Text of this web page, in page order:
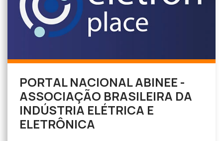
PORTAL NACIONAL ABINEE -
ASSOCIAÇÃO BRASILEIRA DA
INDÚSTRIA ELÉTRICA E
ELETRÔNICA